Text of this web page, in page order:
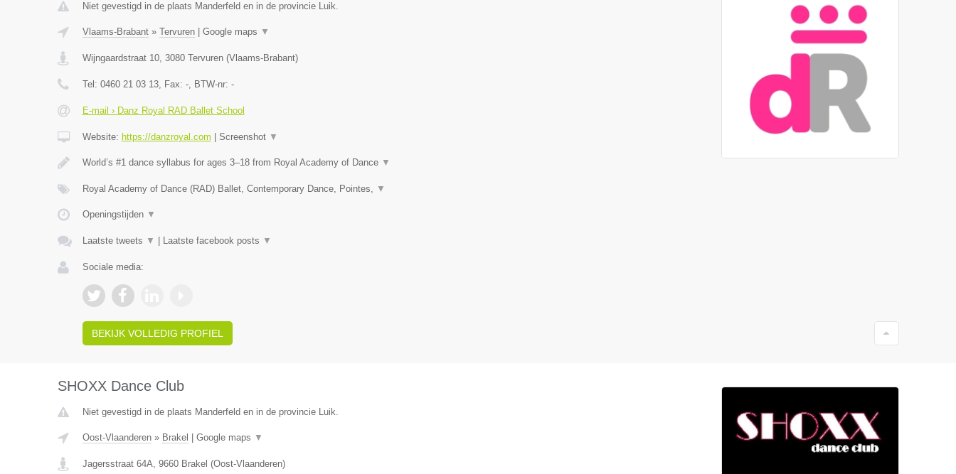
Niet gevestigd in de plaats Manderfeld en in de provincie Luik.
Vlaams-Brabant» Tervuren| Google maps ▼
Wijngaardstraat 10, 3080 Tervuren(Vlaams-Brabant)
Tel: 0460 21 03 13, Fax: -, BTW-nr: -
E-mail › Danz Royal RAD Ballet School
Website: https://danzroyal.com Screenshot ▼
World’s #1 dance syllabus for ages 3–18 from Royal Academy of Dance ▼
Royal Academy of Dance (RAD) Ballet, Contemporary Dance, Pointes, ▼
Openingstijden ▼
Laatste tweets ▼ Laatste facebook posts ▼
Sociale media:
BEKIJK VOLLEDIG PROFIEL
SHOXX Dance Club
Niet gevestigd in de plaats Manderfeld en in de provincie Luik.
Oost-Vlaanderen» Brakel Google maps ▼
Jagersstraat 64A, 9660 Brakel (Oost-Vlaanderen)